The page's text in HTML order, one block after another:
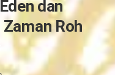
dan
Roh